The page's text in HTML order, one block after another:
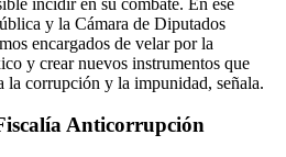
y la Cámara de Diputados
encargados de velar por la
y crear nuevos instrumentos que
la corrupción y la impunidad, señala.
Anticorrupción